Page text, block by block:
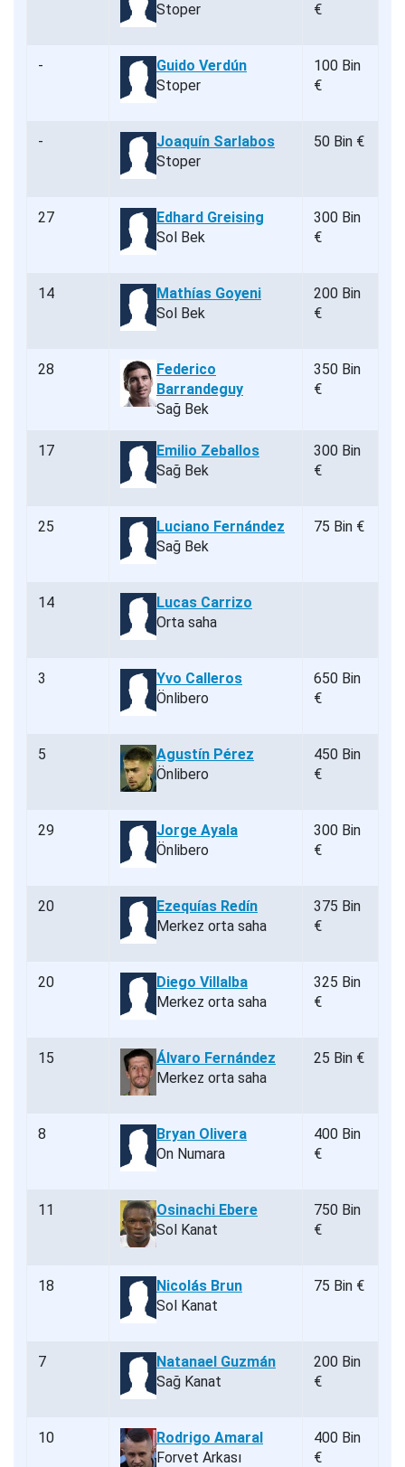
Stoper €
-
Guido Verdún
Stoper
100 Bin
€
-
Joaquín Sarlabos
Stoper
50 Bin €
27
Edhard Greising
Sol Bek
300 Bin
€
14
Mathías Goyeni
Sol Bek
200 Bin
€
28
Federico
Barrandeguy
Sağ Bek
350 Bin
€
17
Emilio Zeballos
Sağ Bek
300 Bin
€
25
Luciano Fernández
Sağ Bek
75 Bin €
14
Lucas Carrizo
Orta saha
3
Yvo Calleros
Önlibero
650 Bin
€
5
Agustín Pérez
Önlibero
450 Bin
€
29
Jorge Ayala
Önlibero
300 Bin
€
20
Ezequías Redín
Merkez orta saha
375 Bin
€
20
Diego Villalba
Merkez orta saha
325 Bin
€
15
Álvaro Fernández
Merkez orta saha
25 Bin €
8
Bryan Olivera
On Numara
400 Bin
€
11
Osinachi Ebere
Sol Kanat
750 Bin
€
18
Nicolás Brun
Sol Kanat
75 Bin €
7
Natanael Guzmán
Sağ Kanat
200 Bin
€
10
Rodrigo Amaral
Forvet Arkası
400 Bin
€